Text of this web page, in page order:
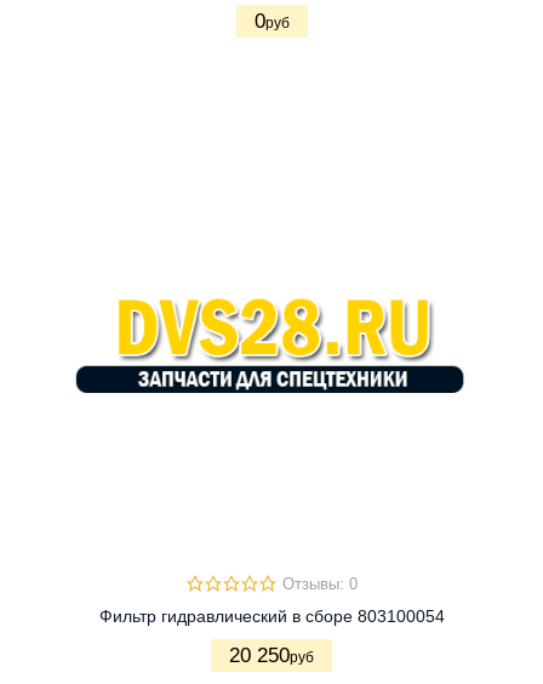
0руб
Отзывы: 0
Фильтр гидравлический в сборе 803100054
20 250руб